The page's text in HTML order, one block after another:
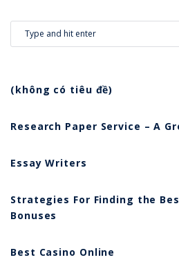
(không có tiêu đề)
Research Paper Service – A
Essay Writers
Strategies For Finding the
Bonuses
Best Casino Online